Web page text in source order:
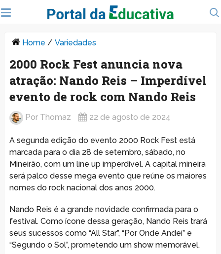
Home / Variedades
2000 Rock Fest anuncia nova
atração: Nando Reis – Imperdível
evento de rock com Nando Reis
Por Thomaz 22 de agosto de 2024
A segunda edição do evento 2000 Rock Fest está
marcada para o dia 28 de setembro, sábado, no
Mineirão, com um line up imperdível. A capital mineira
será palco desse mega evento que reúne os maiores
nomes do rock nacional dos anos 2000.
Nando Reis é a grande novidade confirmada para o
festival. Como ícone dessa geração, Nando Reis trará
seus sucessos como “All Star”, “Por Onde Andei” e
“Segundo o Sol”, prometendo um show memorável.